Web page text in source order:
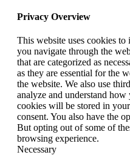
Privacy Overview
This website uses cookies
you navigate through the
that are categorized as
as they are essential for the
the website. We also use
analyze and understand
cookies will be stored in
consent. You also have the
But opting out of some of
browsing experience.
Necessary